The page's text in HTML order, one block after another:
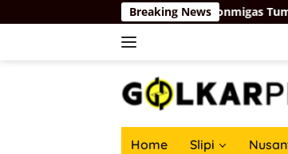
to
Breaking News
Industri Pengolahan Nonmigas Tumbuh 5,32
Home Slipi